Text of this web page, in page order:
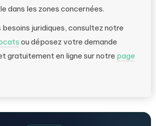
dans les zones concernées.
besoins juridiques, consultez notre
ou déposez votre demande
gratuitement en ligne sur notre page